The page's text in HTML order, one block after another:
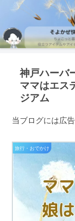
神戸ハーバ
ママはエス
ジアム
当ブログには広
旅行・おでかけ